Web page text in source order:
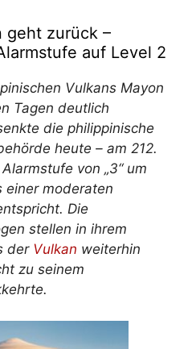
geht zurück –
auf Level 2
Vulkans Mayon
Tagen deutlich
die philippinische
heute – am 212.
von „3“ um
einer moderaten
Die
stellen in ihrem
der Vulkan weiterhin
zu seinem